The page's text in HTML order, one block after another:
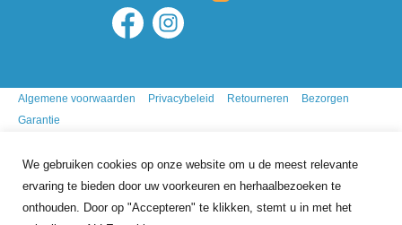
We gebruiken cookies op onze website om u de meest relevante
ervaring te bieden door uw voorkeuren en herhaalbezoeken te
onthouden. Door op "Accepteren" te klikken, stemt u in met het
Algemene voorwaarden Privacybeleid Retourneren
Bezorgen
Garantie